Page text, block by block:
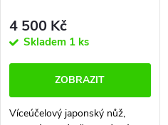
4 500 Kč
Skladem 1 ks
ZOBRAZIT
Víceúčelový japonský nůž,